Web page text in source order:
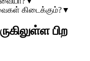
கிடைக்கும்?▼
பிற